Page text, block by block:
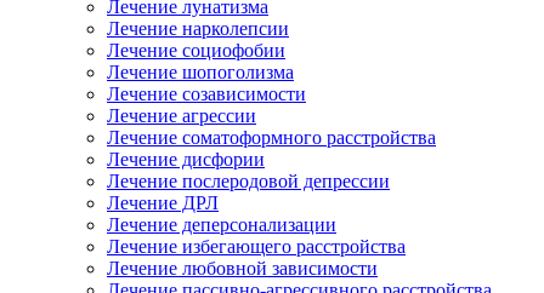
Лечение лунатизма
Лечение нарколепсии
Лечение социофобии
Лечение шопоголизма
Лечение созависимости
Лечение агрессии
Лечение соматоформного расстройства
Лечение дисфории
Лечение послеродовой депрессии
Лечение ДРЛ
Лечение деперсонализации
Лечение избегающего расстройства
Лечение любовной зависимости